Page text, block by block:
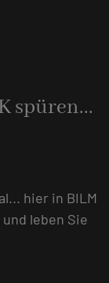
spüren...
hier in BILM
leben Sie